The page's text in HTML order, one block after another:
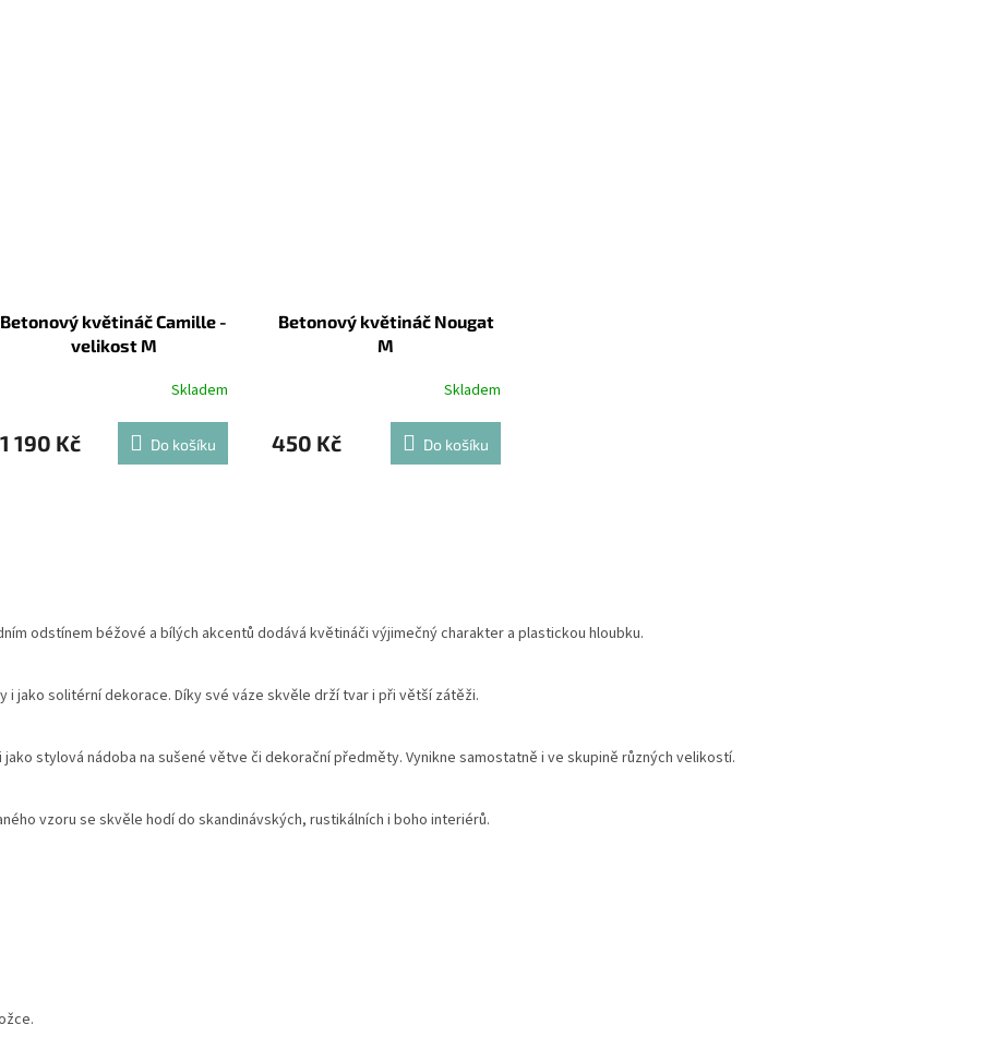
Betonový květináč Camille -
velikost M
Skladem
1 190 Kč Do košíku
Betonový květináč Nougat
M
Skladem
450 Kč Do košíku
odstínem béžové a bílých akcentů dodává květináči výjimečný charakter a plastickou hloubku.
i jako solitérní dekorace. Díky své váze skvěle drží tvar i při větší zátěži.
stylová nádoba na sušené větve či dekorační předměty. Vynikne samostatně i ve skupině různých velikostí.
vzoru se skvěle hodí do skandinávských, rustikálních i boho interiérů.